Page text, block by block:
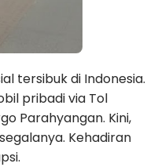
tersibuk di Indonesia.
pribadi via Tol
Parahyangan. Kini,
Kehadiran